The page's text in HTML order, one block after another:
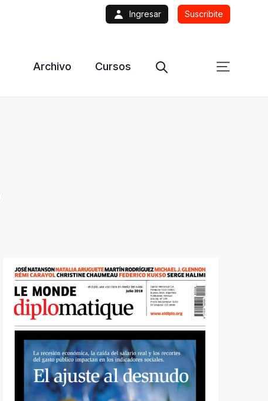
Ingresar Suscribite
Archivo Cursos